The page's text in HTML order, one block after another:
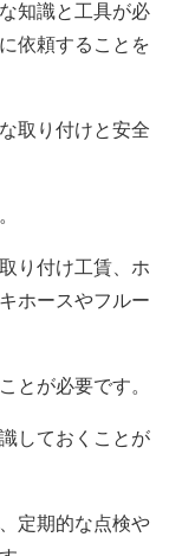
知識と工具が必
依頼することを
取り付けと安全
り付け工賃、ホ
ホースやフルー
とが必要です。
しておくことが
定期的な点検や